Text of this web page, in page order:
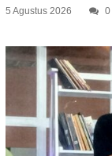
5 Agustus 2026 0